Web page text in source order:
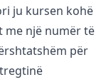
ju kursen kohë
me një numër të
për